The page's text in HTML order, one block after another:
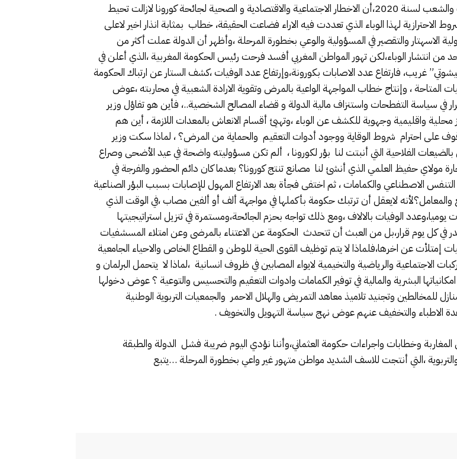
نفهم من خلال مضمون الخطاب الملكي السامي بمناسبة ثورة الملك والشعب لسنة 2020،أن الاخطار الاجتماعية والاقتصادية و الصحية لجائحة كورونا لازالت تحيط
الاحترازية لهذا الوباء الذي تعددت فيه الاراء فضاعت الحقيقة، خطاب بمثابة انذار اخير لاعلى
الاسهتار والتقصير في المسؤولية والوعي بخطورة المرحلة ،وأظهر أن الدولة عملت أكثر من
من أجل الحد من انتشار الوباء،لكن تهور المواطن المغربي أفسد فرحت رئيس الحكومة المغربية ،الذي أعلن في
غريب، فارتفاع عدد الاصابات بكورونة،وإرتفاع عدد الوفيات ،كشف الستار عن ارتباك الحكومة
المتاحة ، وإنتاج خطاب المواجهة الواعية بالمرض وتقوية الارادة الشعبية في محاربته ،عوض
في سياسة التفطحات واستنزاف مالية الدولة و قضاء المصالح الشخصية..، فأين هو تفاؤل وزير
واقليمية وجهوية للكشف عن الوباء ،وتهيئ أقسام الانعاش بالمعدات اللازمة ، أين هم
على احترام شروط الوقاية ووجود أدوات التعقيم والحماية من المرض؟ ، لماذا سكت وزير
الفلاحية التي أنبتت لنا بؤر لكورونا ، ألم تكن مسؤوليته واضحة في عيد الأضحى وصراع
مولاي حفيظ العلمي الذي أنشئ لنا مصانع تنتج كورونا؟ بعدما كان دائم الحضور والفرجة في
الاصطناعي والكمامات ، ثم اختفى فجأة بعد الارتفاع المهول للإصابات بسبب البؤر الصناعية
لايعقل أن ترتبك حكومة بأكملها في مواجهة ألف أو ألفين مصاب ،في الوقت الذي
الوفيات بالالاف ،ومع ذلك تواجه بحزم الجائحة،ومستمرة في تنزيل استراتيجيتها
في كل يوم قرار،بل من العبث أن تتحدث الحكومة عن الاعتناء بالمرضى وعن امتلاء المسشفيات
عن اخرها،فلماذا لا يتم توظيف القوى الحية للوطن و القطاع الخاص والاحياء الجامعية
الاجتماعية والرياضية والتخيمية لايواء المصابين في ظروف انسانية ،لماذا لا يتحمل البرلمان و
البشرية والمالية في توفير الكمامات وادوات التعقيم والتحسيس والتوعية ؟ عوض دخولها
للمخالطين وتجنيد تلاميذ معاهد التمريض والهلال الاحمر والجمعيات التربوية الوطنية
الاطباء والتخفيف عنهم عوض نهج سياسة التهويل والتخويف .
المغاربة وخطابات واجراءات حكومة العثماني،وأننا نؤدي اليوم ضريبة فشل الدولة والطبقة
،التي أنتجت للاسف الشديد مواطن متهور غير واعي بخطورة المرحلة …يتبع